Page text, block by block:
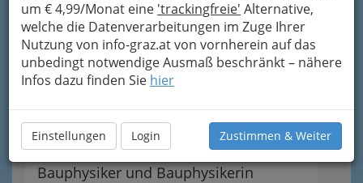
um € 4,99/Monat eine 'trackingfreie' Alternative,
welche die Datenverarbeitungen im Zuge Ihrer
Nutzung von info-graz.at von vornherein auf das
unbedingt notwendige Ausmaß beschränkt – nähere
Infos dazu finden Sie hier
Einstellungen Login Zustimmen & Weiter
Navigation
Elektrotechnik
Installationstechnik in Graz
und Graz Umgebung
Bauphysiker und Bauphysikerin